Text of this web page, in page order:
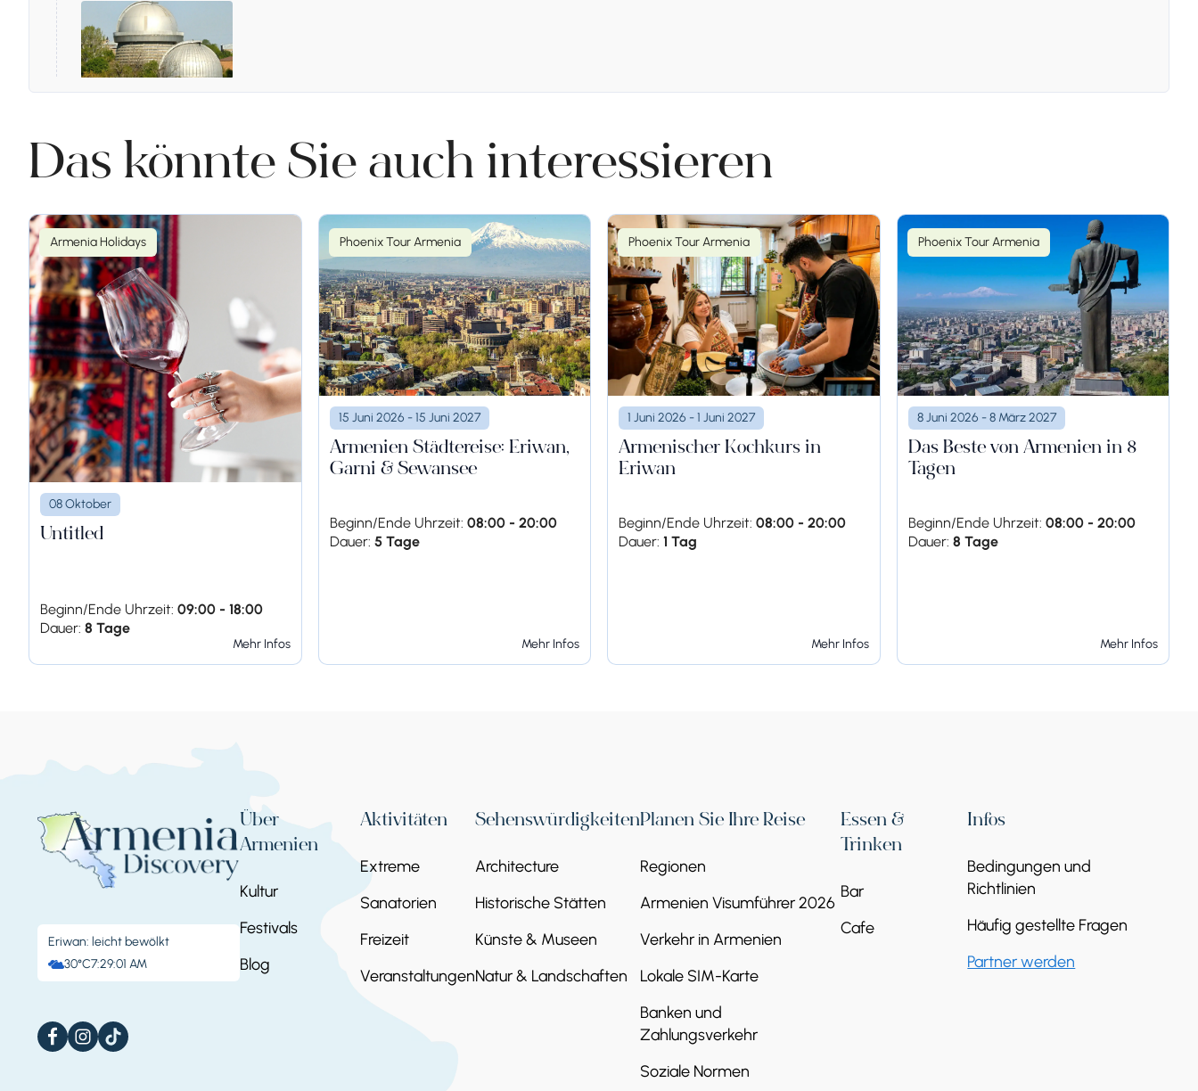
Tag 2
Der zweite Tag ist der alten Geschichte Armeniens und seinen geheimnisvollen Denkmälern gewidmet. Wir besuchen das
Kloster Noravank, das für seine beeindruckende Lage zwischen rosafarbenen Felsen und seine mittelalterliche Architektur
bekannt ist.
Stoppen 2. Höhle Areni-1
Anschließend besuchen wir die Höhle Areni-1, in der außergewöhnliche Spuren alter Weinbautraditionen und menschlicher
Zivilisation entdeckt wurden.
Stoppen 3.Weindorf Areni
Im Weindorf Areni besuchen wir ein Weingut und verkosten verschiedene Weine.
Besuchen Sie Zorats Karer, auch bekannt als Karahunj, eine der geheimnisvollsten antiken Stätten Armeniens. Dieses
beeindruckende Steinmonument wird oft mit prähistorischen Observatorien verglichen und fasziniert Besucher mit seinen
einzigartigen Steinformationen und seiner besonderen Atmosphäre. Umgeben von den weiten Landschaften Syuniks bietet
Karahunj eine spannende Reise in Armeniens alte Vergangenheit, Legenden und archäologisches Erbe.
Das könnte Sie auch interessieren
Armenia Holidays
08 Oktober
Untitled
Beginn/Ende Uhrzeit: 09:00 - 18:00
Dauer: 8 Tage
Mehr Infos
Phoenix Tour Armenia
15 Juni 2026 - 15 Juni 2027
Armenien Städtereise: Eriwan,
Garni & Sewansee
Beginn/Ende Uhrzeit: 08:00 - 20:00
Dauer: 5 Tage
Mehr Infos
Phoenix Tour Armenia
1 Juni 2026 - 1 Juni 2027
Armenischer Kochkurs in
Eriwan
Beginn/Ende Uhrzeit: 08:00 - 20:00
Dauer: 1 Tag
Mehr Infos
Phoenix Tour Armenia
8 Juni 2026 - 8 März 2027
Das Beste von Armenien in 8
Tagen
Beginn/Ende Uhrzeit: 08:00 - 20:00
Dauer: 8 Tage
Mehr Infos
Eriwan: leicht bewölkt
30°C7:29:02 AM
Über
Armenien
Kultur
Festivals
Blog
Aktivitäten
Extreme
Sanatorien
Freizeit
Veranstaltungen
Sehenswürdigkeiten
Architecture
Historische Stätten
Künste & Museen
Natur & Landschaften
Planen Sie Ihre Reise
Regionen
Armenien Visumführer 2026
Verkehr in Armenien
Lokale SIM-Karte
Banken und
Zahlungsverkehr
Soziale Normen
Essen &
Trinken
Bar
Cafe
Infos
Bedingungen und
Richtlinien
Häufig gestellte Fragen
Partner werden